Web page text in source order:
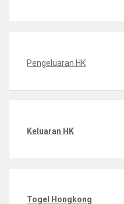
Pengeluaran HK
Keluaran HK
Togel Hongkong